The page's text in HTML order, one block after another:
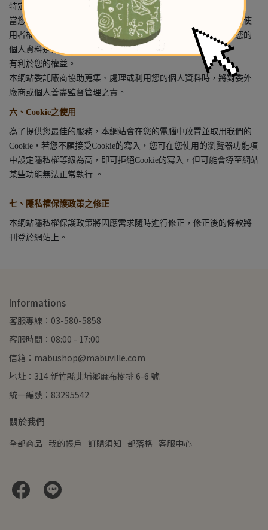
特定之當事人。
當您在網站的行為，違反服務條款或可能損害或妨礙網站與其他使
用者權益或導致任何人遭受損害時，經網站管理單位研析揭露您的
個人資料是為了辨識、聯絡或採取法律行動所必要者。
有利於您的權益。
本網站委託廠商協助蒐集、處理或利用您的個人資料時，將對委外
廠商或個人善盡監督管理之責。
六、Cookie之使用
為了提供您最佳的服務，本網站會在您的電腦中放置並取用我們的
Cookie，若您不願接受Cookie的寫入，您可在您使用的瀏覽器功能項
中設定隱私權等級為高，即可拒絕Cookie的寫入，但可能會導至網站
某些功能無法正常執行 。
七、隱私權保護政策之修正
本網站隱私權保護政策將因應需求隨時進行修正，修正後的條款將
刊登於網站上。
Informations
客服專線：03-580-5858
客服時間：08:00 - 17:00
信箱：mabushop@mabuville.com
地址：314 新竹縣北埔鄉麻布樹排 6-6 號
統一編號：83295542
關於我們
全部商品 我的帳戶 訂購須知 部落格 客服中心